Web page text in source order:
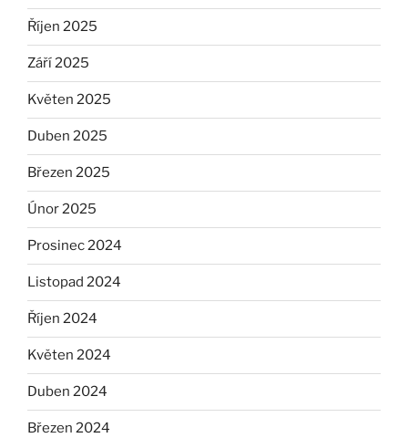
Říjen 2025
Září 2025
Květen 2025
Duben 2025
Březen 2025
Únor 2025
Prosinec 2024
Listopad 2024
Říjen 2024
Květen 2024
Duben 2024
Březen 2024